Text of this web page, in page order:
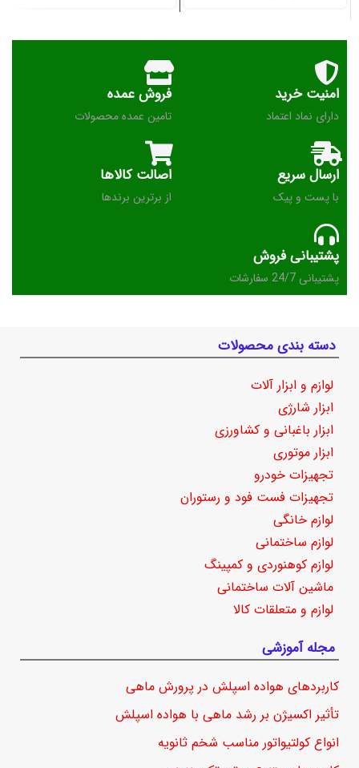
امنیت خرید
دارای نماد اعتماد
فروش عمده
تامین عمده محصولات
ارسال سریع
با پست و پیک
اصالت کالاها
از برترین برندها
پشتیبانی فروش
پشتیبانی 24/7 سفارشات
دسته بندی محصولات
لوازم و ابزار آلات
ابزار شارژی
ابزار باغبانی و کشاورزی
ابزار موتوری
تجهیزات خودرو
تجهیزات فست فود و رستوران
لوازم خانگی
لوازم ساختمانی
لوازم کوهنوردی و کمپینگ
ماشین آلات ساختمانی
لوازم و متعلقات کالا
مجله آموزشی
کاربردهای هواده اسپلش در پرورش ماهی
تأثیر اکسیژن بر رشد ماهی با هواده اسپلش
انواع کولتیواتور مناسب شخم ثانویه